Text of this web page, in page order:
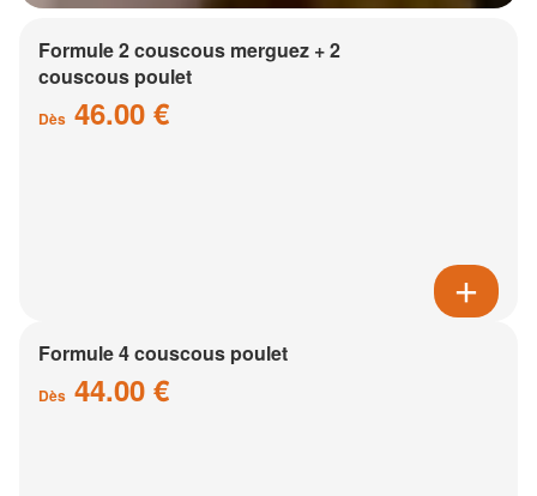
Formule 2 couscous merguez + 2
couscous poulet
Dès 46.00 €
Formule 4 couscous poulet
Dès 44.00 €